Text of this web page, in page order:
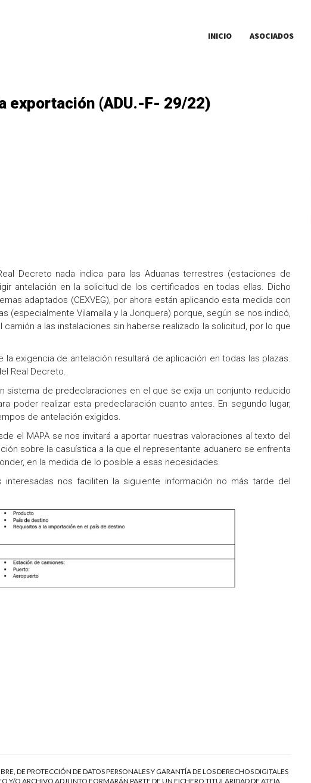
INICIO ASOCIADOS
(ADU.-F- 29/22)
Decreto nada indica para las Aduanas terrestres (estaciones de
antelación en la solicitud de los certificados en todas ellas. Dicho
adaptados (CEXVEG), por ahora están aplicando esta medida con
(especialmente Vilamalla y la Jonquera) porque, según se nos indicó,
a las instalaciones sin haberse realizado la solicitud, por lo que
exigencia de antelación resultará de aplicación en todas las plazas.
Real Decreto.
sistema de predeclaraciones en el que se exija un conjunto reducido
poder realizar esta predeclaración cuanto antes. En segundo lugar,
de antelación exigidos.
el MAPA se nos invitará a aportar nuestras valoraciones al texto del
sobre la casuística a la que el representante aduanero se enfrenta
en la medida de lo posible a esas necesidades.
nos faciliten la siguiente información no más tarde del
DE PROTECCIÓN DE DATOS PERSONALES Y GARANTÍA DE LOS DERECHOS DIGITALES
Y/O ARCHIVO ADJUNTO FORMARÁN PARTE DE UN FICHERO TITULARIDAD DE ATEIA